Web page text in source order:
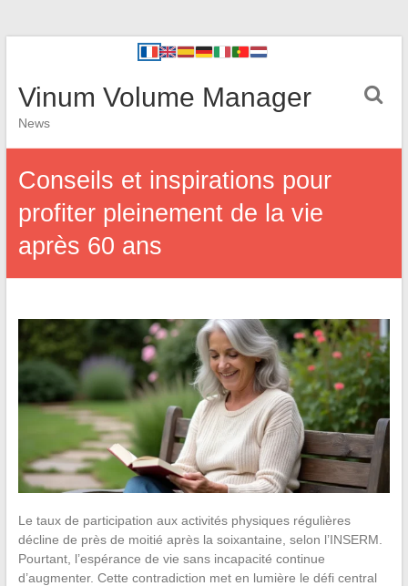
Vinum Volume Manager
News
Conseils et inspirations pour
profiter pleinement de la vie
après 60 ans
Le taux de participation aux activités physiques régulières
décline de près de moitié après la soixantaine, selon l’INSERM.
Pourtant, l’espérance de vie sans incapacité continue
d’augmenter. Cette contradiction met en lumière le défi central